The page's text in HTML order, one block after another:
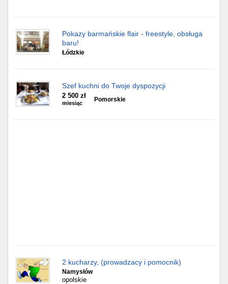
Pokazy barmańskie flair - freestyle, obsługa
baru!
Łódzkie
Szef kuchni do Twoje dyspozycji
2 500 zł
miesiąc
Pomorskie
2 kucharzy, (prowadzacy i pomocnik)
Namysłów
opolskie
Częstochowa
Toruń
Olsztyn
Sosnowiec